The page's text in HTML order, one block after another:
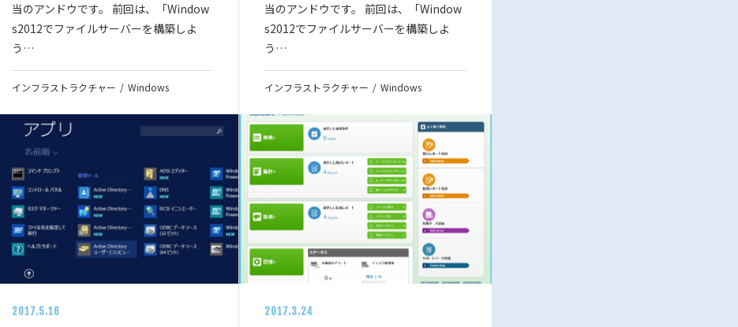
当のアンドウです。 前回は、「Window
s2012でファイルサーバーを構築しよ
う…
インフラストラクチャー Windows
当のアンドウです。 前回は、「Window
s2012でファイルサーバーを構築しよ
う…
インフラストラクチャー Windows
2017.5.16 2017.3.24